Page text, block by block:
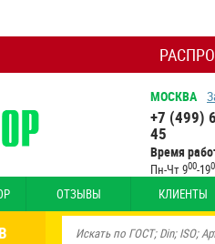
МОСКВА
+7 (499)
45
Время
Пн-Чт 900-19
ОТЗЫВЫ КЛИЕНТЫ